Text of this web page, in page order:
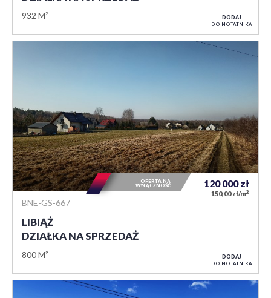
932 M² DODAJ
DO NOTATNIKA
BNE-GS-667
LIBIĄŻ
DZIAŁKA NA SPRZEDAŻ
800 M²
120 000zł
150,00 zł/m2
OFERTA NA
WYŁĄCZNOŚĆ
DODAJ
DO NOTATNIKA